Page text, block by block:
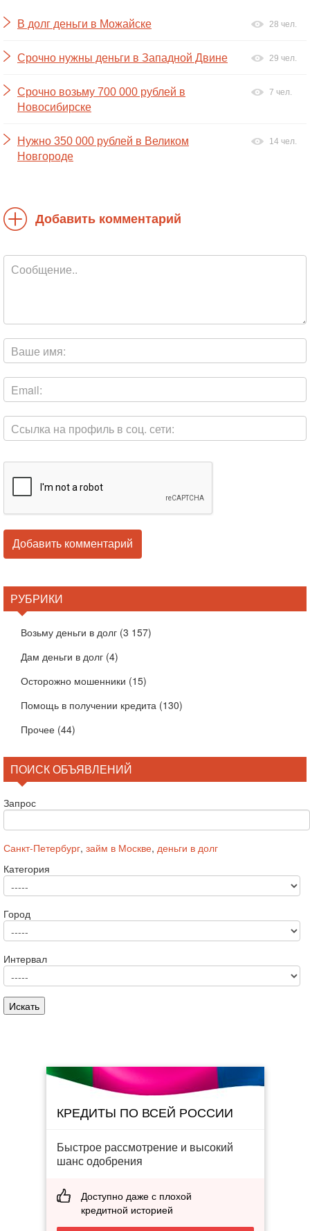
В долг деньги в Можайске 28 чел.
Срочно нужны деньги в Западной Двине 29 чел.
Срочно возьму 700 000 рублей в
Новосибирске
7 чел.
Нужно 350 000 рублей в Великом
Новгороде
14 чел.
Добавить комментарий
РУБРИКИ
Возьму деньги в долг (3 157)
Дам деньги в долг (4)
Осторожно мошенники (15)
Помощь в получении кредита (130)
Прочее (44)
ПОИСК ОБЪЯВЛЕНИЙ
Запрос
Санкт-Петербург, займ в Москве, деньги в долг
Категория
Город
Интервал
КРЕДИТЫ ПО ВСЕЙ РОССИИ
Быстрое рассмотрение и высокий
шанс одобрения
Доступно даже с плохой
кредитной историей